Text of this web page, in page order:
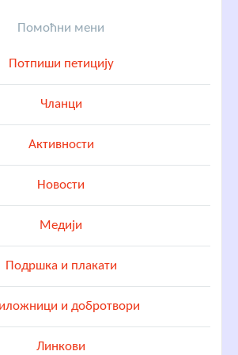
Помоћни мени
Потпиши петицију
Чланци
Активности
Новости
Медији
Подршка и плакати
и добротвори
Линкови